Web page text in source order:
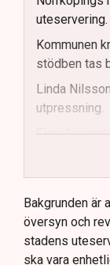
uteservering.
Kommunen
stödben tas
Linda
utpressning.
Flera
Kommunen
Lindas Kula
sommaren.
Bakgrunden är
översyn och
stadens
ska vara